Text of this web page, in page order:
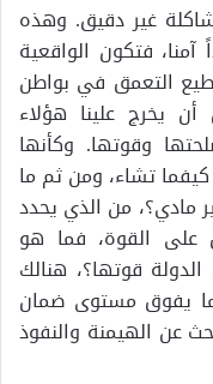
غير دقيق. وهذه
فتكون الواقعية
التعمق في بواطن
أن يخرج علينا هؤلاء
وقوتها. وكأنها
تشاء، ومن ثم ما
مادي؟، من الذي يحدد
على القوة، فما هو
قوتها؟، هنالك
يفوق مستوى ضمان
عن الهيمنة والنفوذ